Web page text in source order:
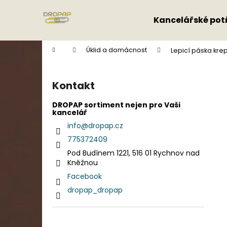
Kancelářské
Domů Úklid a domácnost Lepicí páska
Kontakt
DROPAP sortiment nejen pro Vaši
kancelář
info@dropap.cz
775372409
Pod Budínem 1221, 516 01 Rychnov nad
Kněžnou
Facebook
dropap_dropap
í
Zpět
do
Zpět
do